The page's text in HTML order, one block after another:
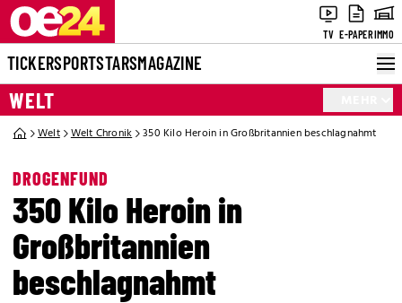
TV E-PAPERIMMO
TICKERSPORTSTARSMAGAZINE
WELT
Welt Welt Chronik 350 Kilo Heroin in Großbritannien beschlagnahmt
DROGENFUND
350 Kilo Heroin in
Großbritannien
beschlagnahmt